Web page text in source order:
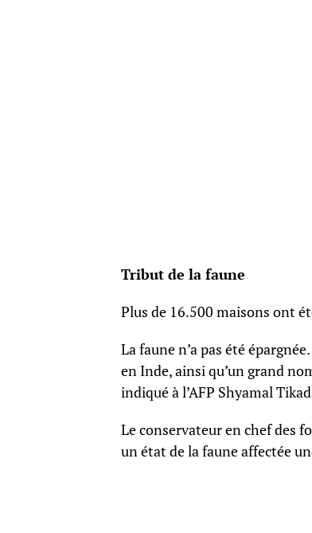
Tribut de la faune
Plus de 16.500 maisons ont
La faune n’a pas été
en Inde, ainsi qu’un grand
indiqué à l’AFP Shyamal
Le conservateur en chef des
un état de la faune affectée